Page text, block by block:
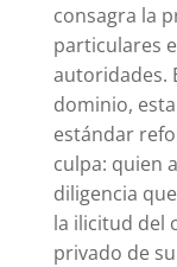
consagra la
particulares
autoridades.
dominio,
estándar
culpa: quien
diligencia
la ilicitud del
privado de